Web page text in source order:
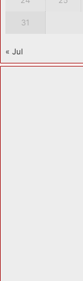
31
« Jul